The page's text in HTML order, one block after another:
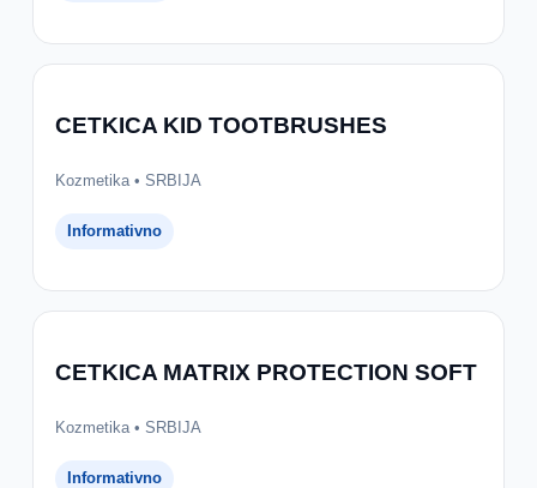
CETKICA KID TOOTBRUSHES
Kozmetika • SRBIJA
Informativno
CETKICA MATRIX PROTECTION SOFT
Kozmetika • SRBIJA
Informativno